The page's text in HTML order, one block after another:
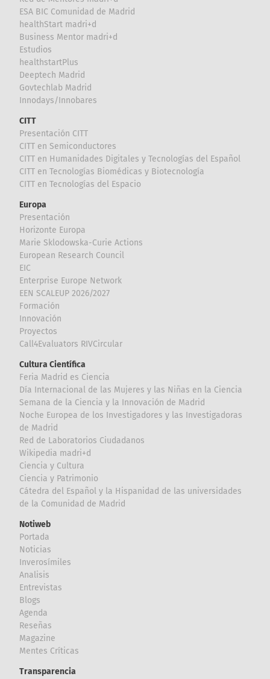
ESA BIC Comunidad de Madrid
healthStart madri+d
Business Mentor madri+d
Estudios
healthstartPlus
Deeptech Madrid
Govtechlab Madrid
Innodays/Innobares
CITT
Presentación CITT
CITT en Semiconductores
CITT en Humanidades Digitales y Tecnologías del Español
CITT en Tecnologías Biomédicas y Biotecnología
CITT en Tecnologías del Espacio
Europa
Presentación
Horizonte Europa
Marie Sklodowska-Curie Actions
European Research Council
EIC
Enterprise Europe Network
EEN SCALEUP 2026/2027
Formación
Innovación
Proyectos
Call4Evaluators RIVCircular
Cultura Científica
Feria Madrid es Ciencia
Día Internacional de las Mujeres y las Niñas en la Ciencia
Semana de la Ciencia y la Innovación de Madrid
Noche Europea de los Investigadores y las Investigadoras
de Madrid
Red de Laboratorios Ciudadanos
Wikipedia madri+d
Ciencia y Cultura
Ciencia y Patrimonio
Cátedra del Español y la Hispanidad de las universidades
de la Comunidad de Madrid
Notiweb
Portada
Noticias
Inverosímiles
Analisis
Entrevistas
Blogs
Agenda
Reseñas
Magazine
Mentes Críticas
Transparencia